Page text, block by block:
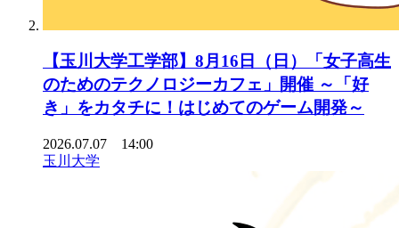
【玉川大学工学部】8月16日（日）「女子高生
のためのテクノロジーカフェ」開催 ～「好
き」をカタチに！はじめてのゲーム開発～
2026.07.07 14:00
玉川大学